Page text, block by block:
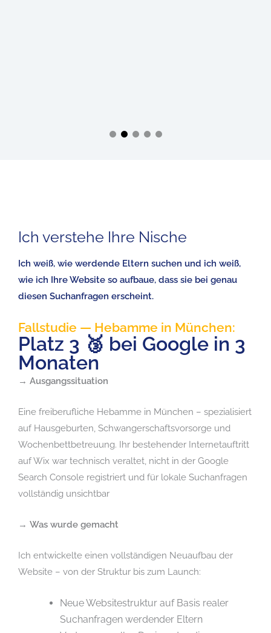
Ich verstehe Ihre Nische
Ich weiß, wie werdende Eltern suchen und ich weiß,
wie ich Ihre Website so aufbaue, dass sie bei genau
diesen Suchanfragen erscheint.
Fallstudie – Hebamme in München:
Platz 3 🥉 bei Google in 3 Monaten
Fallstudie — Hebamme in München:
Platz 3 🥉 bei Google in 3
Monaten
→ Ausgangssituation
Eine freiberufliche Hebamme in München – spezialisiert
auf Hausgeburten, Schwangerschaftsvorsorge und
Wochenbettbetreuung. Ihr bestehender Internetauftritt
auf Wix war technisch veraltet, nicht in der Google
Search Console registriert und für lokale Suchanfragen
vollständig unsichtbar
→ Was wurde gemacht
Ich entwickelte einen vollständigen Neuaufbau der
Website – von der Struktur bis zum Launch:
Neue Websitestruktur auf Basis realer
Suchanfragen werdender Eltern